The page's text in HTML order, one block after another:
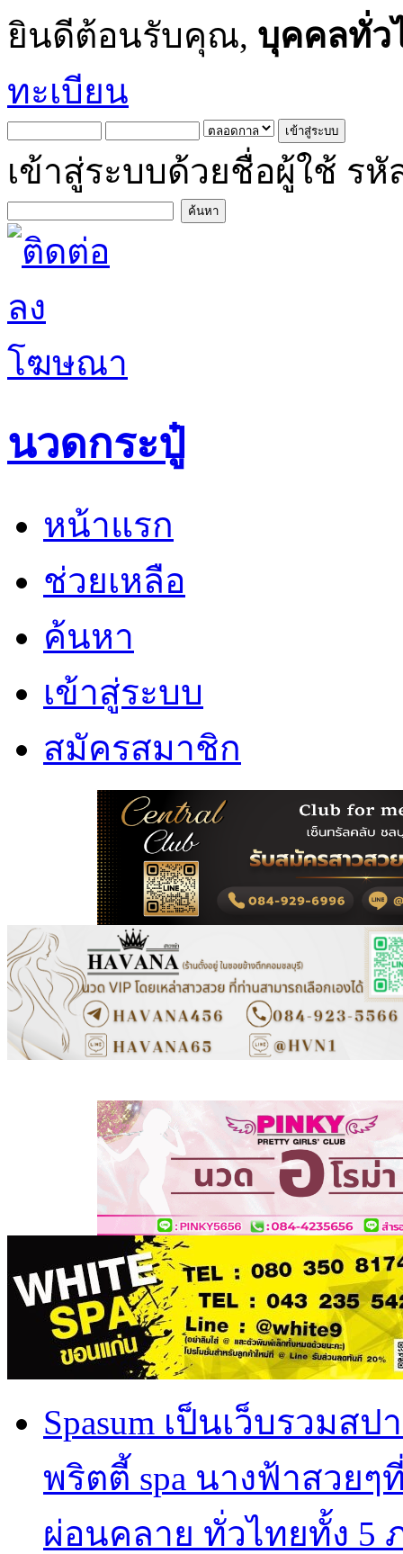
ยินดีต้อนรับคุณ, บุคคลทั่ว
ทะเบียน
เข้าสู่ระบบด้วยชื่อผู้ใช้ รหั
นวดกระปู๋
หน้าแรก
ช่วยเหลือ
ค้นหา
เข้าสู่ระบบ
สมัครสมาชิก
Spasum เป็นเว็บรวม
พริตตี้ spa นางฟ้าสวย
ผ่อนคลาย ทั่วไทยทั้ง 5